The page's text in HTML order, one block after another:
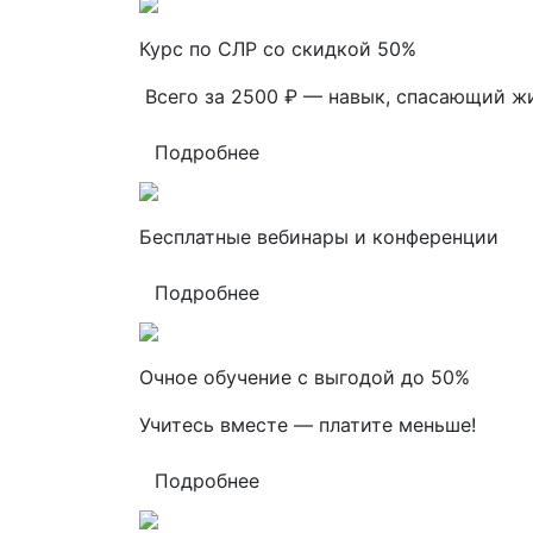
Курс по СЛР со скидкой 50%
Всего за 2500 ₽ — навык, спасающий
Подробнее
Бесплатные вебинары и конференции
Подробнее
Очное обучение с выгодой до 50%
Учитесь вместе — платите меньше!
Подробнее